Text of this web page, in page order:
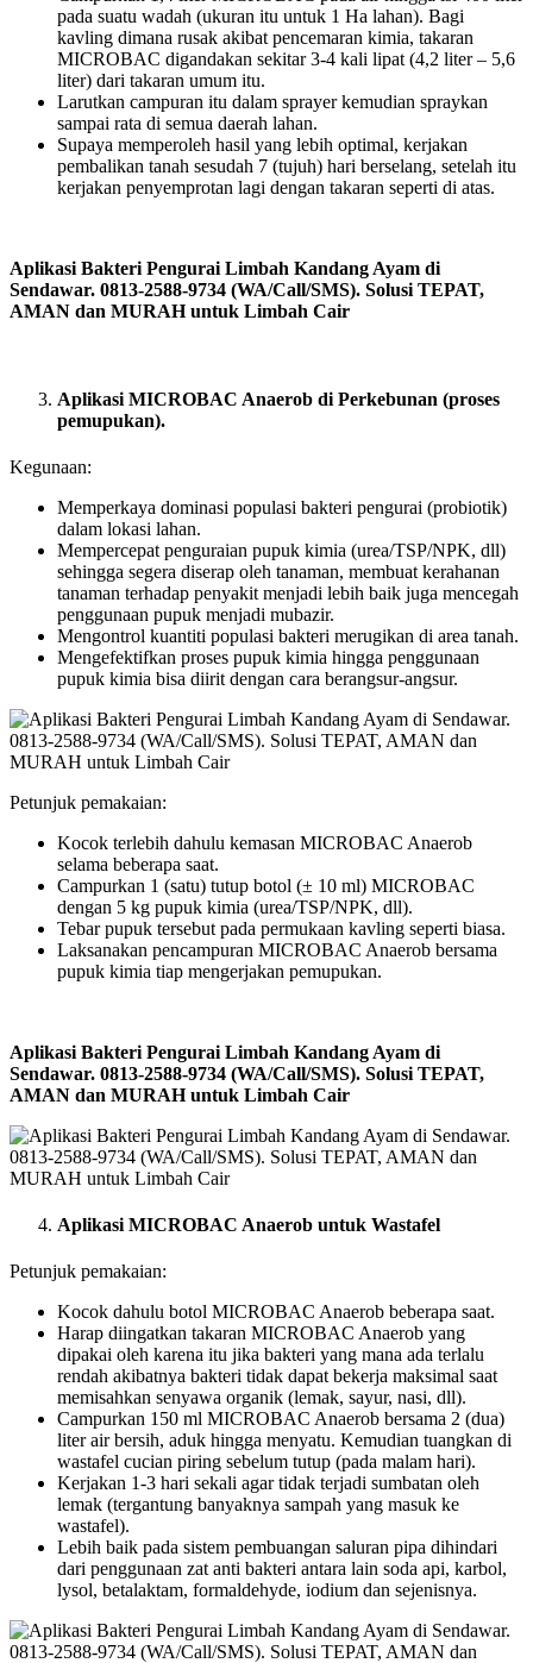
pada suatu wadah (ukuran itu untuk 1 Ha lahan). Bagi
kavling dimana rusak akibat pencemaran kimia, takaran
MICROBAC digandakan sekitar 3-4 kali lipat (4,2 liter – 5,6
liter) dari takaran umum itu.
Larutkan campuran itu dalam sprayer kemudian spraykan
sampai rata di semua daerah lahan.
Supaya memperoleh hasil yang lebih optimal, kerjakan
pembalikan tanah sesudah 7 (tujuh) hari berselang, setelah itu
kerjakan penyemprotan lagi dengan takaran seperti di atas.
Aplikasi Bakteri Pengurai Limbah Kandang Ayam di
Sendawar. 0813-2588-9734 (WA/Call/SMS). Solusi TEPAT,
AMAN dan MURAH untuk Limbah Cair
Aplikasi MICROBAC Anaerob di Perkebunan (proses
pemupukan).
Kegunaan:
Memperkaya dominasi populasi bakteri pengurai (probiotik)
dalam lokasi lahan.
Mempercepat penguraian pupuk kimia (urea/TSP/NPK, dll)
sehingga segera diserap oleh tanaman, membuat kerahanan
tanaman terhadap penyakit menjadi lebih baik juga mencegah
penggunaan pupuk menjadi mubazir.
Mengontrol kuantiti populasi bakteri merugikan di area tanah.
Mengefektifkan proses pupuk kimia hingga penggunaan
pupuk kimia bisa diirit dengan cara berangsur-angsur.
Petunjuk pemakaian:
Kocok terlebih dahulu kemasan MICROBAC Anaerob
selama beberapa saat.
Campurkan 1 (satu) tutup botol (± 10 ml) MICROBAC
dengan 5 kg pupuk kimia (urea/TSP/NPK, dll).
Tebar pupuk tersebut pada permukaan kavling seperti biasa.
Laksanakan pencampuran MICROBAC Anaerob bersama
pupuk kimia tiap mengerjakan pemupukan.
Aplikasi Bakteri Pengurai Limbah Kandang Ayam di
Sendawar. 0813-2588-9734 (WA/Call/SMS). Solusi TEPAT,
AMAN dan MURAH untuk Limbah Cair
Aplikasi MICROBAC Anaerob untuk Wastafel
Petunjuk pemakaian:
Kocok dahulu botol MICROBAC Anaerob beberapa saat.
Harap diingatkan takaran MICROBAC Anaerob yang
dipakai oleh karena itu jika bakteri yang mana ada terlalu
rendah akibatnya bakteri tidak dapat bekerja maksimal saat
memisahkan senyawa organik (lemak, sayur, nasi, dll).
Campurkan 150 ml MICROBAC Anaerob bersama 2 (dua)
liter air bersih, aduk hingga menyatu. Kemudian tuangkan di
wastafel cucian piring sebelum tutup (pada malam hari).
Kerjakan 1-3 hari sekali agar tidak terjadi sumbatan oleh
lemak (tergantung banyaknya sampah yang masuk ke
wastafel).
Lebih baik pada sistem pembuangan saluran pipa dihindari
dari penggunaan zat anti bakteri antara lain soda api, karbol,
lysol, betalaktam, formaldehyde, iodium dan sejenisnya.